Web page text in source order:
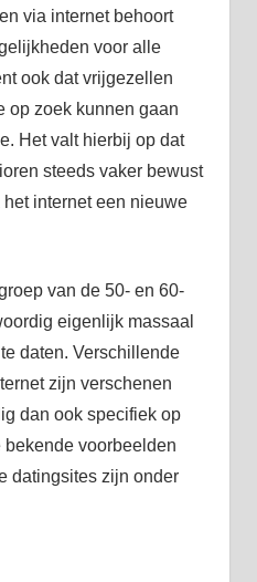
via internet behoort
voor alle
ook dat vrijgezellen
op zoek kunnen gaan
Het valt hierbij op dat
steeds vaker bewust
internet een nieuwe
van de 50- en 60-
eigenlijk massaal
daten. Verschillende
zijn verschenen
dan ook specifiek op
voorbeelden
datingsites zijn onder